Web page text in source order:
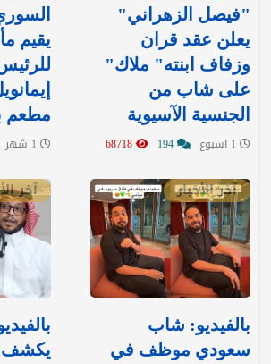
"فيصل الزهراني"
يعلن عقد قران
وزفاف ابنته" ملاك"
على شاب من
الجنسية الآسيوية
يقيم
مطعم
آخر الأخبار
بالفيديو: شاب
سعودي موظف في
آخر